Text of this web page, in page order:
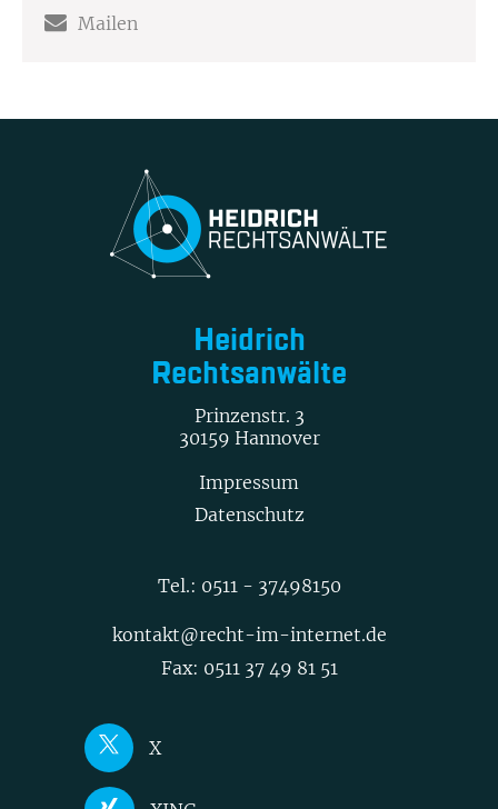
Mailen
Heidrich
Rechtsanwälte
Prinzenstr. 3
30159 Hannover
Impressum
Datenschutz
Tel.: 0511 - 37498150
kontakt@recht-im-internet.de
Fax: 0511 37 49 81 51
X